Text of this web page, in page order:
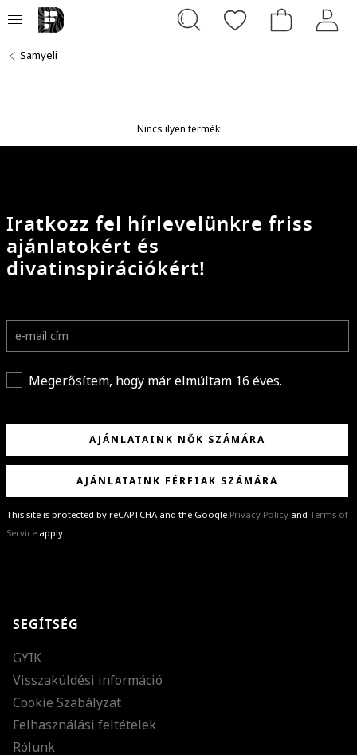
Samyeli
Nincs ilyen termék
Iratkozz fel hírlevelünkre friss
ajánlatokért és
divatinspirációkért!
Megerősítem, hogy már elmúltam 16 éves.
AJÁNLATAINK NŐK SZÁMÁRA
AJÁNLATAINK FÉRFIAK SZÁMÁRA
This site is protected by reCAPTCHA and the Google Privacy Policy and Terms of
Service apply.
különleges ajánlatainkat és stílustippjeinket!
SEGÍTSÉG
GYIK
Visszaküldési információ
Cookie Szabályzat
Felhasználási feltételek
Rólunk